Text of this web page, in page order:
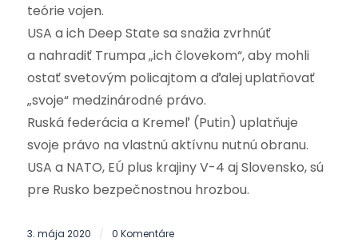
teórie vojen.
USA a ich Deep State sa snažia zvrhnúť
a nahradiť Trumpa „ich človekom“, aby mohli
ostať svetovým policajtom a ďalej uplatňovať
„svoje“ medzinárodné právo.
Ruská federácia a Kremeľ (Putin) uplatňuje
svoje právo na vlastnú aktívnu nutnú obranu.
USA a NATO, EÚ plus krajiny V-4 aj Slovensko, sú
pre Rusko bezpečnostnou hrozbou.
3. mája 2020 / 0 Komentáre